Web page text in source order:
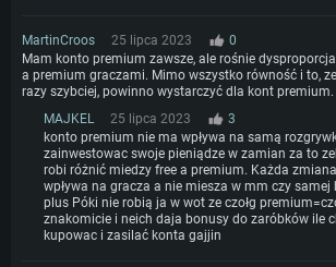
MartinCroos 25 lipca 2023
0
Mam konto premium zawsze, ale rośnie
a premium graczami. Mimo wszystko równość i to,
razy szybciej, powinno wystarczyć dla kont premium.
MAJKEL
25 lipca 2023
3
konto premium nie ma wpływa na samą
zainwestowac swoje pieniądze w zamian za to
robi różnić miedzy free a premium. Każda
wpływa na gracza a nie miesza w mm czy
plus Póki nie robią ja w wot ze czołg
znakomicie i neich daja bonusy do zaróbków ile
kupowac i zasilać konta gajjin